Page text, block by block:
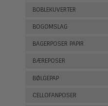
BOBLEKUVERTER
BOGOMSLAG
BAGERPOSER PAPIR
BÆREPOSER
BØLGEPAP
CELLOFANPOSER